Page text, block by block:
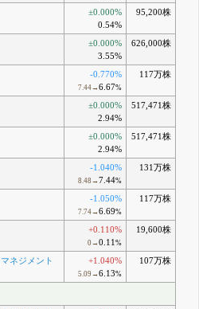
±0.000%
0.54%
95,200株
±0.000%
3.55%
626,000株
-0.770%
7.44→ 6.67%
117万株
±0.000%
2.94%
517,471株
±0.000%
2.94%
517,471株
-1.040%
8.48→ 7.44%
131万株
-1.050%
7.74→ 6.69%
117万株
+0.110%
0→ 0.11 %
19,600株
ネジメント +1.040%
5.09→ 6.13%
107万株